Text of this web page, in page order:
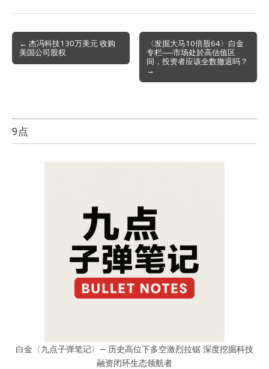
Post
navigation
← 杰冯科技130万美元 收购
美国公司股权
〈发掘大马10倍股64〉白金
专栏──市场处於高估值区
间，投资者应该全数撤退吗？
→
9点
白金〈九点子弹笔记〉─ 历史高位下多空激烈拉锯 深度挖掘科技
融资闭环生态领航者